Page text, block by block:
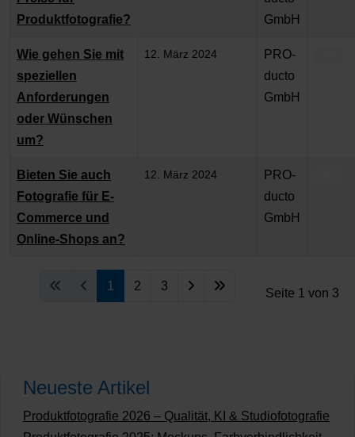
Produktfotografie?
GmbH
Wie gehen Sie mit
speziellen
Anforderungen
oder Wünschen
um?
12. März 2024
PRO-
ducto
GmbH
Bieten Sie auch
Fotografie für E-
Commerce und
Online-Shops an?
12. März 2024
PRO-
ducto
GmbH
Seite 1 von 3
1 2 3
Neueste Artikel
Produktfotografie 2026 – Qualität, KI & Studiofotografie